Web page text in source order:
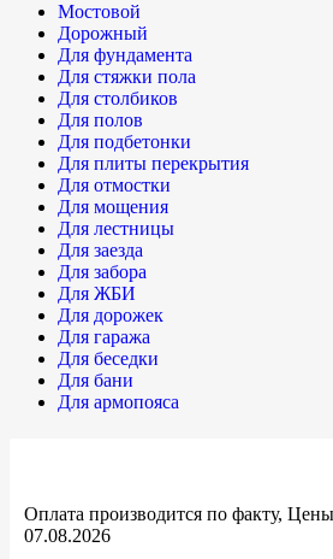
Мостовой
Дорожный
Для фундамента
Для стяжки пола
Для столбиков
Для полов
Для подбетонки
Для плиты перекрытия
Для отмостки
Для мощения
Для лестницы
Для заезда
Для забора
Для ЖБИ
Для дорожек
Для гаража
Для беседки
Для бани
Для армопояса
Оплата производится по факту,
07.08.2026